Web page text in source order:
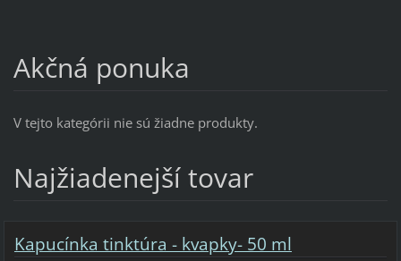
Akčná ponuka
V tejto kategórii nie sú žiadne produkty.
Najžiadenejší tovar
Kapucínka tinktúra - kvapky- 50 ml